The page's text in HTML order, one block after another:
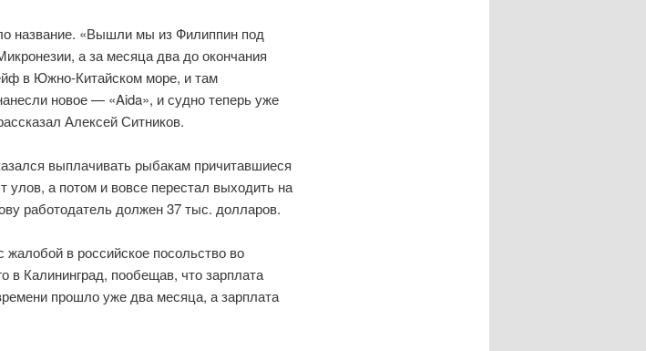
название. «Вышли мы из Филиппин под
а за месяца два до окончания
в Южно-Китайском море, и там
новое — «Aida», и судно теперь уже
Алексей Ситников.
выплачивать рыбакам причитавшиеся
улов, а потом и вовсе перестал выходить на
работодатель должен 37 тыс. долларов.
жалобой в российское посольство во
в Калининград, пообещав, что зарплата
прошло уже два месяца, а зарплата